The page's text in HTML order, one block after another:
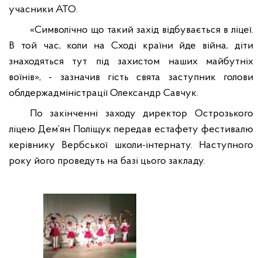
учасники АТО.
«Символічно що такий захід відбувається в ліцеї.
В той час, коли на Сході країни йде війна, діти
знаходяться тут під захистом наших майбутніх
воїнів», - зазначив гість свята заступник голови
облдержадміністрації Олександр Савчук.
По закінченні заходу директор Острозького
ліцею Дем’ян Поліщук передав естафету фестивалю
керівнику Вербської школи-інтернату. Наступного
року його проведуть на базі цього закладу.